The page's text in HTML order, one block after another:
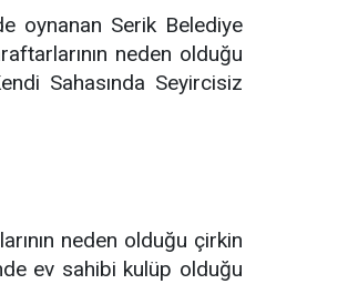
oynanan Serik Belediye
neden olduğu
Sahasında Seyircisiz
neden olduğu çirkin
ev sahibi kulüp olduğu